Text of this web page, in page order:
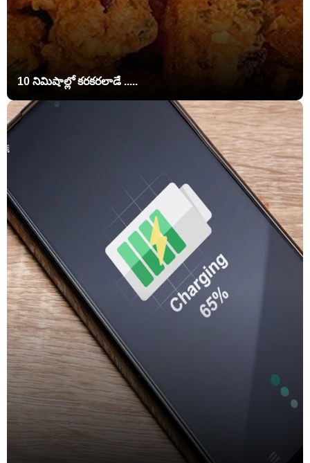
10 నిమిషాల్లో కరకరలాడే .....